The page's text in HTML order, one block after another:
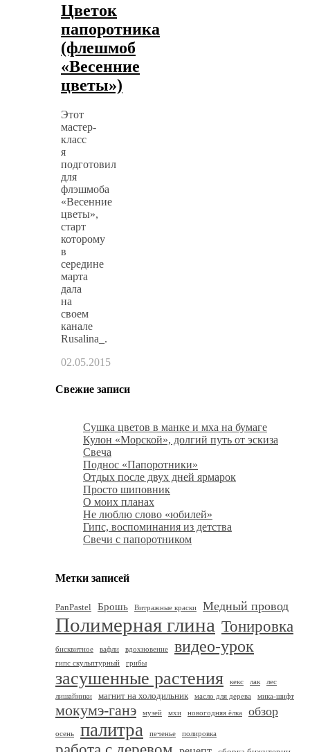
Цветок
папоротника
(флешмоб
«Весенние
цветы»)
Этот
мастер-
класс
я
подготовил
для
флэшмоба
«Весенние
цветы»,
старт
которому
в
середине
марта
дала
на
своем
канале
Rusalina_.
02.05.2015
Свежие записи
Сушка цветов в манке и мха на бумаге
Кулон «Морской», долгий путь от эскиза
Свеча
Поднос «Папоротники»
Отдых после двух дней ярмарок
Просто шиповник
О моих планах
Не люблю слово «юбилей»
Гипс, воспоминания из детства
Свечи с папоротником
Метки записей
PanPastel Брошь Витражные краски Медный провод
Полимерная глина Тонировка
бисквитное вафли вдохновение видео-урок
гипс скульптурный грибы
засушенные растения кекс лак
лес
лишайники
магнит на холодильник масло для дерева мика-шифт
мокумэ-ганэ музей мхи новогодняя ёлка обзор
осень палитра печенье полировка